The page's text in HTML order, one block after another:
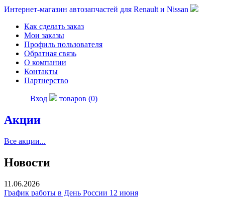
Интернет-магазин автозапчастей для Renault и Nissan
Как сделать заказ
Мои заказы
Профиль пользователя
Обратная связь
О компании
Контакты
Партнерство
Вход товаров (0)
Акции
Все акции...
Новости
11.06.2026
График работы в День России 12 июня